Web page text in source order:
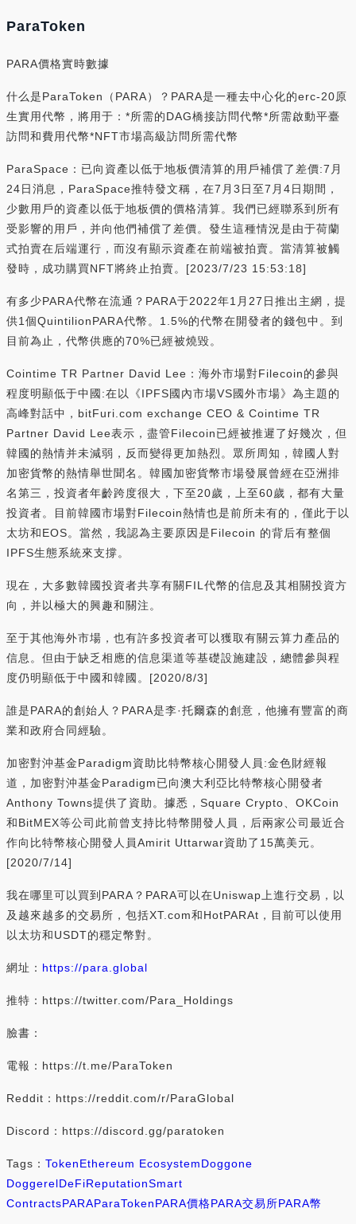
ParaToken
PARA價格實時數據
什么是ParaToken（PARA）？PARA是一種去中心化的erc-20原
生實用代幣，將用于：*所需的DAG橋接訪問代幣*所需啟動平臺
訪問和費用代幣*NFT市場高級訪問所需代幣
ParaSpace：已向資產以低于地板價清算的用戶補償了差價:7月
24日消息，ParaSpace推特發文稱，在7月3日至7月4日期間，
少數用戶的資產以低于地板價的價格清算。我們已經聯系到所有
受影響的用戶，并向他們補償了差價。發生這種情況是由于荷蘭
式拍賣在后端運行，而沒有顯示資產在前端被拍賣。當清算被觸
發時，成功購買NFT將終止拍賣。[2023/7/23 15:53:18]
有多少PARA代幣在流通？PARA于2022年1月27日推出主網，提
供1個QuintilionPARA代幣。1.5%的代幣在開發者的錢包中。到
目前為止，代幣供應的70%已經被燒毀。
Cointime TR Partner David Lee：海外市場對Filecoin的參與
程度明顯低于中國:在以《IPFS國內市場VS國外市場》為主題的
高峰對話中，bitFuri.com exchange CEO & Cointime TR
Partner David Lee表示，盡管Filecoin已經被推遲了好幾次，但
韓國的熱情并未減弱，反而變得更加熱烈。眾所周知，韓國人對
加密貨幣的熱情舉世聞名。韓國加密貨幣市場發展曾經在亞洲排
名第三，投資者年齡跨度很大，下至20歲，上至60歲，都有大量
投資者。目前韓國市場對Filecoin熱情也是前所未有的，僅此于以
太坊和EOS。當然，我認為主要原因是Filecoin 的背后有整個
IPFS生態系統來支撐。
現在，大多數韓國投資者共享有關FIL代幣的信息及其相關投資方
向，并以極大的興趣和關注。
至于其他海外市場，也有許多投資者可以獲取有關云算力產品的
信息。但由于缺乏相應的信息渠道等基礎設施建設，總體參與程
度仍明顯低于中國和韓國。[2020/8/3]
誰是PARA的創始人？PARA是李·托爾森的創意，他擁有豐富的商
業和政府合同經驗。
加密對沖基金Paradigm資助比特幣核心開發人員:金色財經報
道，加密對沖基金Paradigm已向澳大利亞比特幣核心開發者
Anthony Towns提供了資助。據悉，Square Crypto、OKCoin
和BitMEX等公司此前曾支持比特幣開發人員，后兩家公司最近合
作向比特幣核心開發人員Amirit Uttarwar資助了15萬美元。
[2020/7/14]
我在哪里可以買到PARA？PARA可以在Uniswap上進行交易，以
及越來越多的交易所，包括XT.com和HotPARAt，目前可以使用
以太坊和USDT的穩定幣對。
網址： https://para.global
推特：https://twitter.com/Para_Holdings
臉書：
電報：https://t.me/ParaToken
Reddit：https://reddit.com/r/ParaGlobal
Discord：https://discord.gg/paratoken
Tags： TokenEthereum EcosystemDoggone
DoggerelDeFiReputationSmart
ContractsPARAParaTokenPARA價格PARA交易所PARA幣